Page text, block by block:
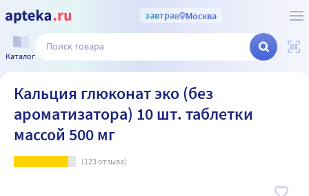
завтрав Москва
Каталог
Кальция глюконат эко (без
ароматизатора) 10 шт. таблетки
массой 500 мг
(123отзыва)